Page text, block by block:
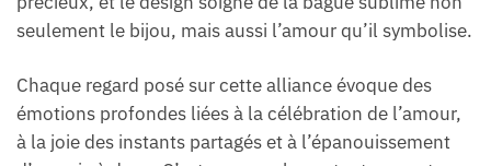
seulement le bijou, mais aussi l’amour qu’il symbolise.
Chaque regard posé sur cette alliance évoque des
émotions profondes liées à la célébration de l’amour,
à la joie des instants partagés et à l’épanouissement